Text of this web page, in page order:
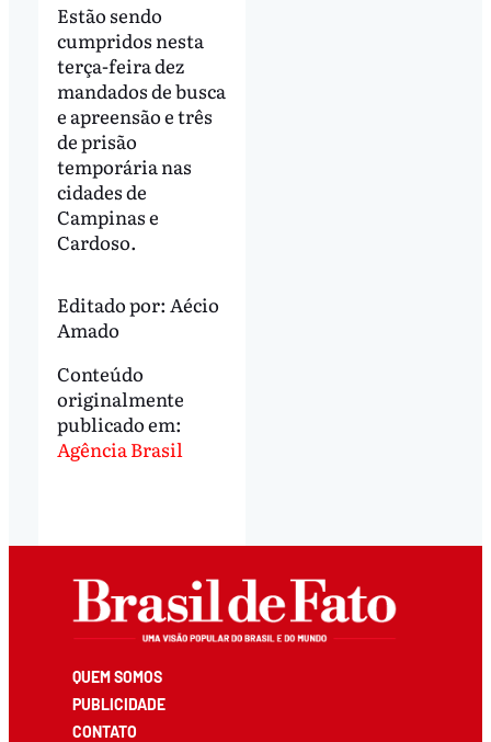
Estão sendo
cumpridos nesta
terça-feira dez
mandados de busca
e apreensão e três
de prisão
temporária nas
cidades de
Campinas e
Cardoso.
Editado por: Aécio
Amado
Conteúdo
originalmente
publicado em:
Agência Brasil
QUEM SOMOS
PUBLICIDADE
CONTATO